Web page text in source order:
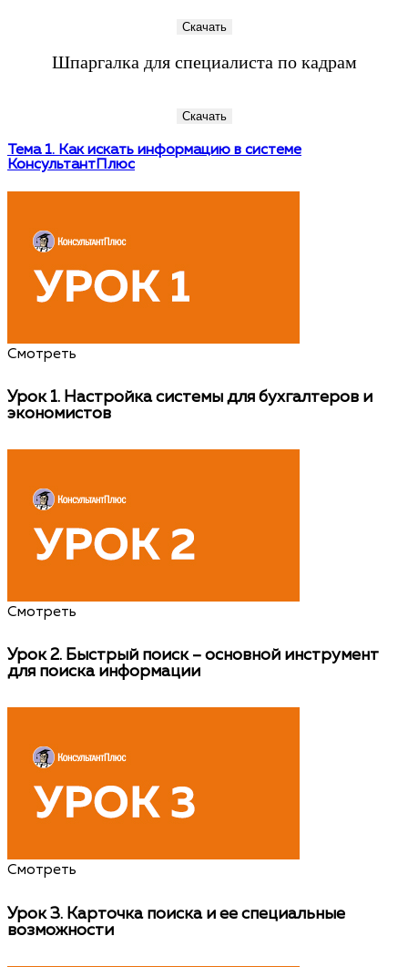
Скачать
Шпаргалка для специалиста по кадрам
Скачать
Тема 1. Как искать информацию в системе
КонсультантПлюс
Смотреть
Урок 1. Настройка системы для бухгалтеров и
экономистов
Смотреть
Урок 2. Быстрый поиск – основной инструмент
для поиска информации
Смотреть
Урок 3. Карточка поиска и ее специальные
возможности